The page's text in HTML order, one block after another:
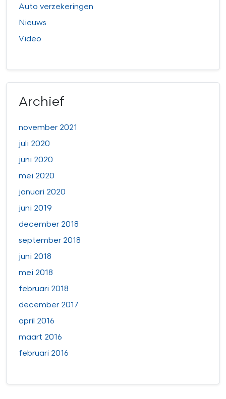
Auto verzekeringen
Nieuws
Video
Archief
november 2021
juli 2020
juni 2020
mei 2020
januari 2020
juni 2019
december 2018
september 2018
juni 2018
mei 2018
februari 2018
december 2017
april 2016
maart 2016
februari 2016